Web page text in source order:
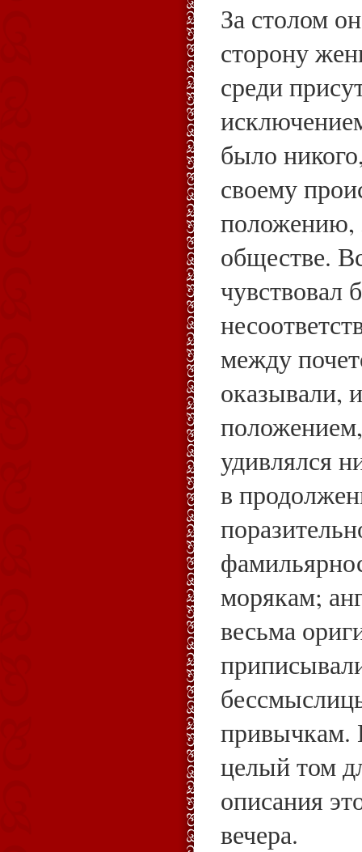
За столом
сторону
среди
было
своему
положению,
обществе.
чувствовал
между
оказывали,
удивлялся
в
морякам;
весьма
привычкам.
целый том
описания
вечера.